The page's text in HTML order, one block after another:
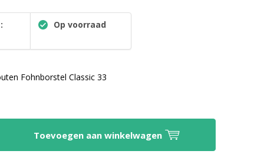
Op voorraad
Fohnborstel Classic 33
Toevoegen aan winkelwagen